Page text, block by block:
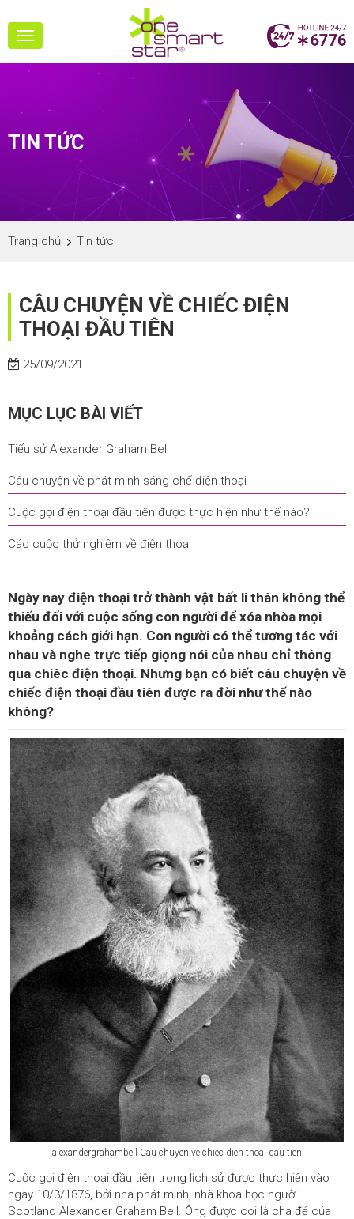
Toggle
navigation
TIN TỨC
Trang chủ Tin tức
CÂU CHUYỆN VỀ CHIẾC ĐIỆN
THOẠI ĐẦU TIÊN
25/09/2021
MỤC LỤC BÀI VIẾT
Tiểu sử Alexander Graham Bell
Câu chuyện về phát minh sáng chế điện thoại
Cuộc gọi điện thoại đầu tiên được thực hiện như thế nào?
Các cuộc thử nghiệm về điện thoại
Ngày nay điện thoại trở thành vật bất li thân không thể
thiếu đối với cuộc sống con người để xóa nhòa mọi
khoảng cách giới hạn. Con người có thể tương tác với
nhau và nghe trực tiếp giọng nói của nhau chỉ thông
qua chiêc điện thoại. Nhưng bạn có biết câu chuyện về
chiếc điện thoại đầu tiên được ra đời như thế nào
không?
alexandergrahambell Cau chuyen ve chiec dien thoai dau tien
Cuộc gọi điện thoại đầu tiên trong lịch sử được thực hiện vào
ngày 10/3/1876, bởi nhà phát minh, nhà khoa học người
Scotland Alexander Graham Bell. Ông được coi là cha đẻ của